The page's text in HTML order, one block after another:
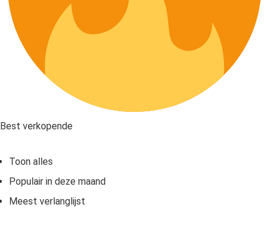
Best verkopende
Toon alles
Populair in deze maand
Meest verlanglijst